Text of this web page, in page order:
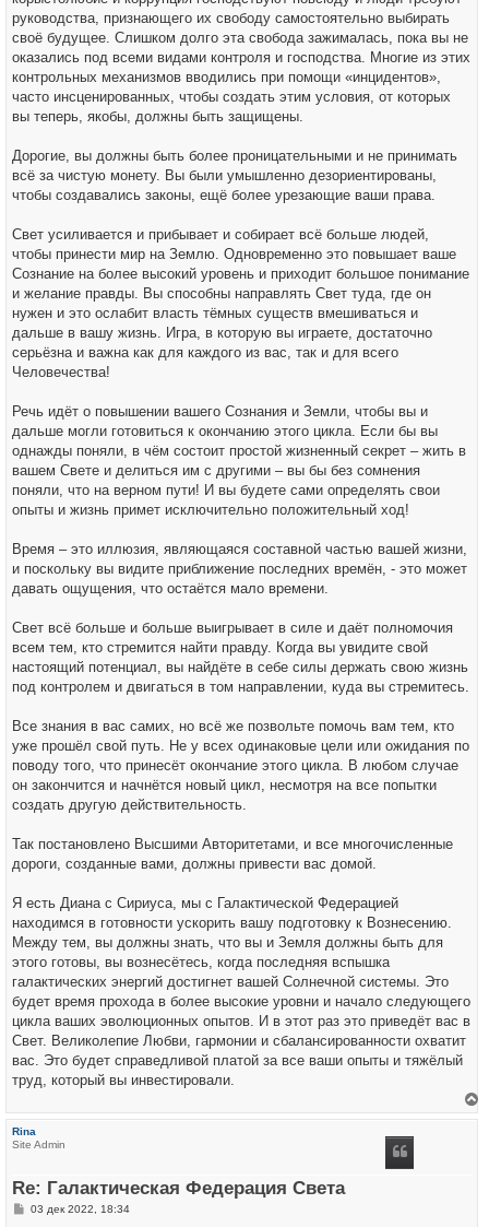
руководства, признающего их свободу самостоятельно выбирать
своё будущее. Слишком долго эта свобода зажималась, пока вы не
оказались под всеми видами контроля и господства. Многие из этих
контрольных механизмов вводились при помощи «инцидентов»,
часто инсценированных, чтобы создать этим условия, от которых
вы теперь, якобы, должны быть защищены.
Дорогие, вы должны быть более проницательными и не принимать
всё за чистую монету. Вы были умышленно дезориентированы,
чтобы создавались законы, ещё более урезающие ваши права.
Свет усиливается и прибывает и собирает всё больше людей,
чтобы принести мир на Землю. Одновременно это повышает ваше
Сознание на более высокий уровень и приходит большое понимание
и желание правды. Вы способны направлять Свет туда, где он
нужен и это ослабит власть тёмных существ вмешиваться и
дальше в вашу жизнь. Игра, в которую вы играете, достаточно
серьёзна и важна как для каждого из вас, так и для всего
Человечества!
Речь идёт о повышении вашего Сознания и Земли, чтобы вы и
дальше могли готовиться к окончанию этого цикла. Если бы вы
однажды поняли, в чём состоит простой жизненный секрет – жить в
вашем Свете и делиться им с другими – вы бы без сомнения
поняли, что на верном пути! И вы будете сами определять свои
опыты и жизнь примет исключительно положительный ход!
Время – это иллюзия, являющаяся составной частью вашей жизни,
и поскольку вы видите приближение последних времён, - это может
давать ощущения, что остаётся мало времени.
Свет всё больше и больше выигрывает в силе и даёт полномочия
всем тем, кто стремится найти правду. Когда вы увидите свой
настоящий потенциал, вы найдёте в себе силы держать свою жизнь
под контролем и двигаться в том направлении, куда вы стремитесь.
Все знания в вас самих, но всё же позвольте помочь вам тем, кто
уже прошёл свой путь. Не у всех одинаковые цели или ожидания по
поводу того, что принесёт окончание этого цикла. В любом случае
он закончится и начнётся новый цикл, несмотря на все попытки
создать другую действительность.
Так постановлено Высшими Авторитетами, и все многочисленные
дороги, созданные вами, должны привести вас домой.
Я есть Диана с Сириуса, мы с Галактической Федерацией
находимся в готовности ускорить вашу подготовку к Вознесению.
Между тем, вы должны знать, что вы и Земля должны быть для
этого готовы, вы вознесётесь, когда последняя вспышка
галактических энергий достигнет вашей Солнечной системы. Это
будет время прохода в более высокие уровни и начало следующего
цикла ваших эволюционных опытов. И в этот раз это приведёт вас в
Свет. Великолепие Любви, гармонии и сбалансированности охватит
вас. Это будет справедливой платой за все ваши опыты и тяжёлый
труд, который вы инвестировали.
Rina
Site Admin
Re: Галактическая Федерация Света
С03 дек 2022, 18:34